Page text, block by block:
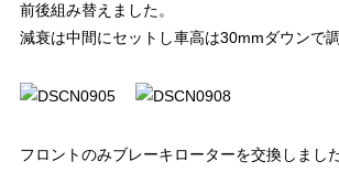
前後組み替えました。
減衰は中間にセットし車高は30mmダウンで調
フロントのみブレーキローターを交換しました